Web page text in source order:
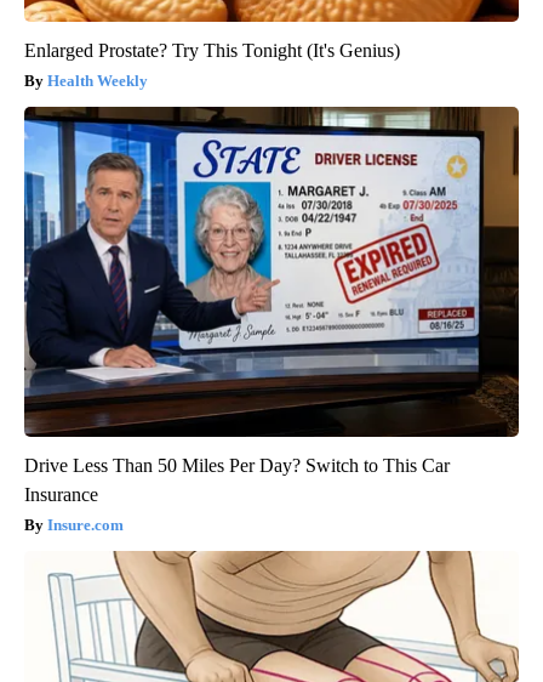
Enlarged Prostate? Try This Tonight (It's Genius)
Health Weekly
Drive Less Than 50 Miles Per Day? Switch to This Car
Insurance
Insure.com